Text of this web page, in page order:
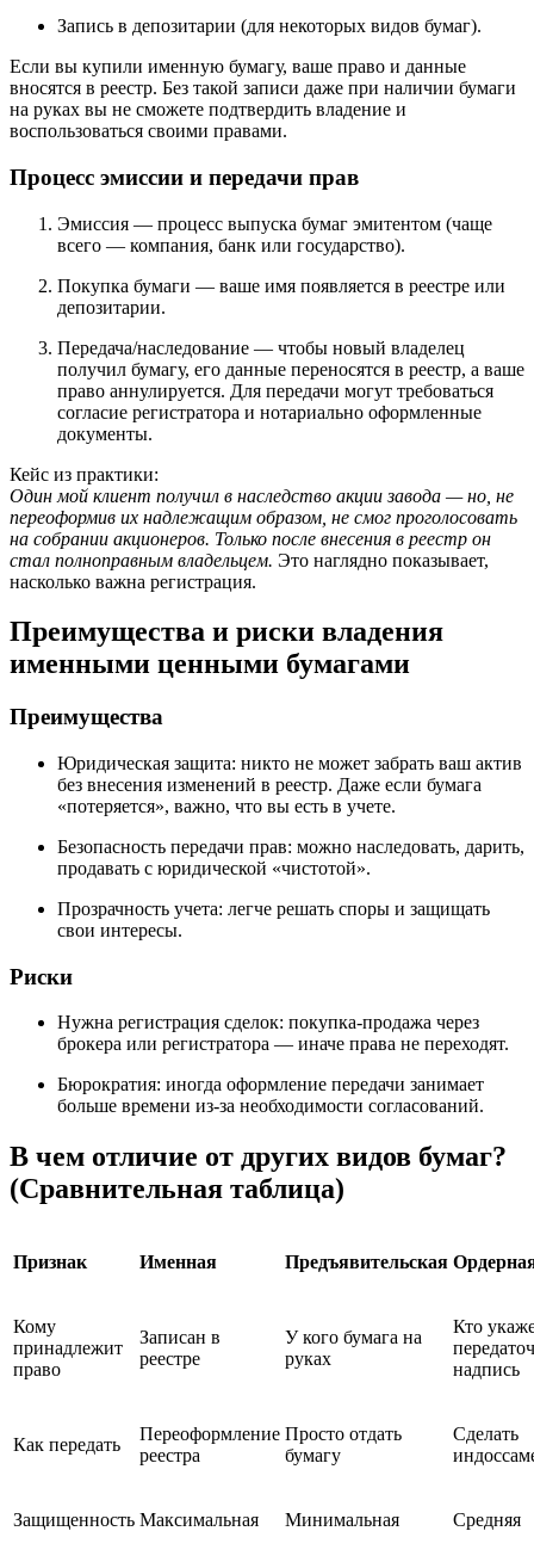
Запись в депозитарии (для некоторых видов бумаг).
Если вы купили именную бумагу, ваше право и данные
вносятся в реестр. Без такой записи даже при наличии бумаги
на руках вы не сможете подтвердить владение и
воспользоваться своими правами.
Процесс эмиссии и передачи прав
Эмиссия — процесс выпуска бумаг эмитентом (чаще
всего — компания, банк или государство).
Покупка бумаги — ваше имя появляется в реестре или
депозитарии.
Передача/наследование — чтобы новый владелец
получил бумагу, его данные переносятся в реестр, а ваше
право аннулируется. Для передачи могут требоваться
согласие регистратора и нотариально оформленные
документы.
Кейс из практики:
Один мой клиент получил в наследство акции завода — но, не
переоформив их надлежащим образом, не смог проголосовать
на собрании акционеров. Только после внесения в реестр он
стал полноправным владельцем. Это наглядно показывает,
насколько важна регистрация.
Преимущества и риски владения
именными ценными бумагами
Преимущества
Юридическая защита: никто не может забрать ваш актив
без внесения изменений в реестр. Даже если бумага
«потеряется», важно, что вы есть в учете.
Безопасность передачи прав: можно наследовать, дарить,
продавать с юридической «чистотой».
Прозрачность учета: легче решать споры и защищать
свои интересы.
Риски
Нужна регистрация сделок: покупка-продажа через
брокера или регистратора — иначе права не переходят.
Бюрократия: иногда оформление передачи занимает
больше времени из-за необходимости согласований.
В чем отличие от других видов бумаг?
(Сравнительная таблица)
Признак Именная Предъявительская
Кому
принадлежит
право
Записан в
реестре
У кого бумага на
руках
Кто
надпись
Как передать
Переоформление
реестра
Просто отдать
бумагу
Сделать
Защищенность Максимальная Минимальная Средняя